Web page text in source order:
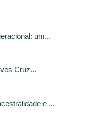
um...
Cruz...
e ...